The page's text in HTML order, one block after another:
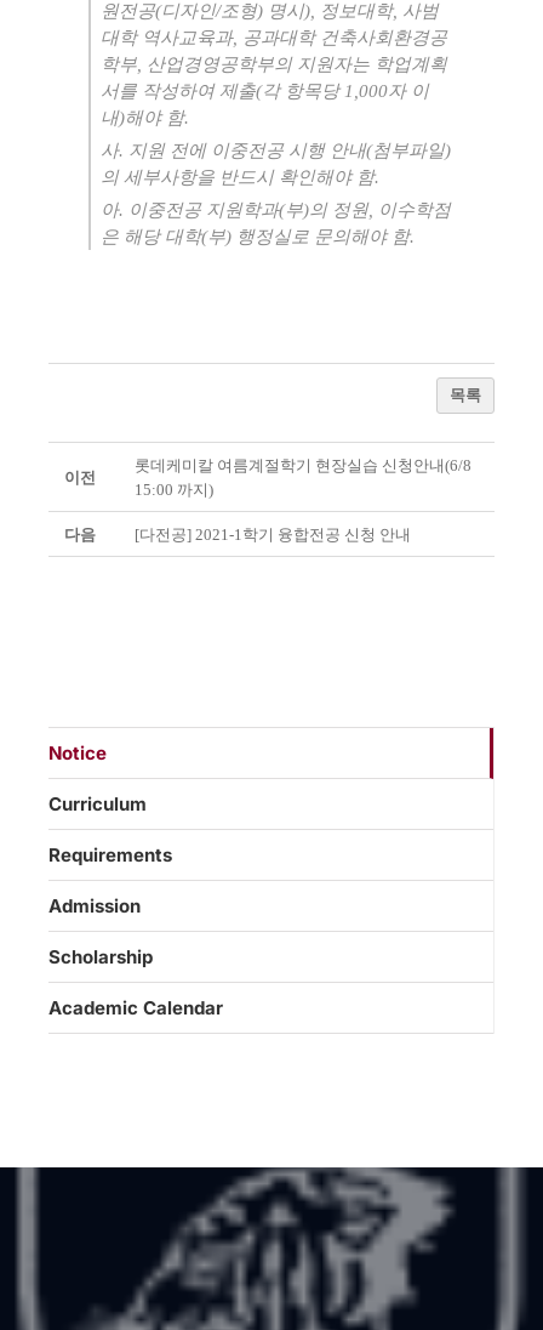
원전공(디자인/조형) 명시), 정보대학, 사범
대학 역사교육과, 공과대학 건축사회환경공
학부, 산업경영공학부의 지원자는 학업계획
서를 작성하여 제출(각 항목당 1,000자 이
내)해야 함.
사. 지원 전에 이중전공 시행 안내(첨부파일)
의 세부사항을 반드시 확인해야 함.
아. 이중전공 지원학과(부)의 정원, 이수학점
은 해당 대학(부) 행정실로 문의해야 함.
목록
이전
롯데케미칼 여름계절학기 현장실습 신청안내(6/8
15:00 까지)
다음 [다전공] 2021-1학기 융합전공 신청 안내
Notice
Curriculum
Requirements
Admission
Scholarship
Academic Calendar